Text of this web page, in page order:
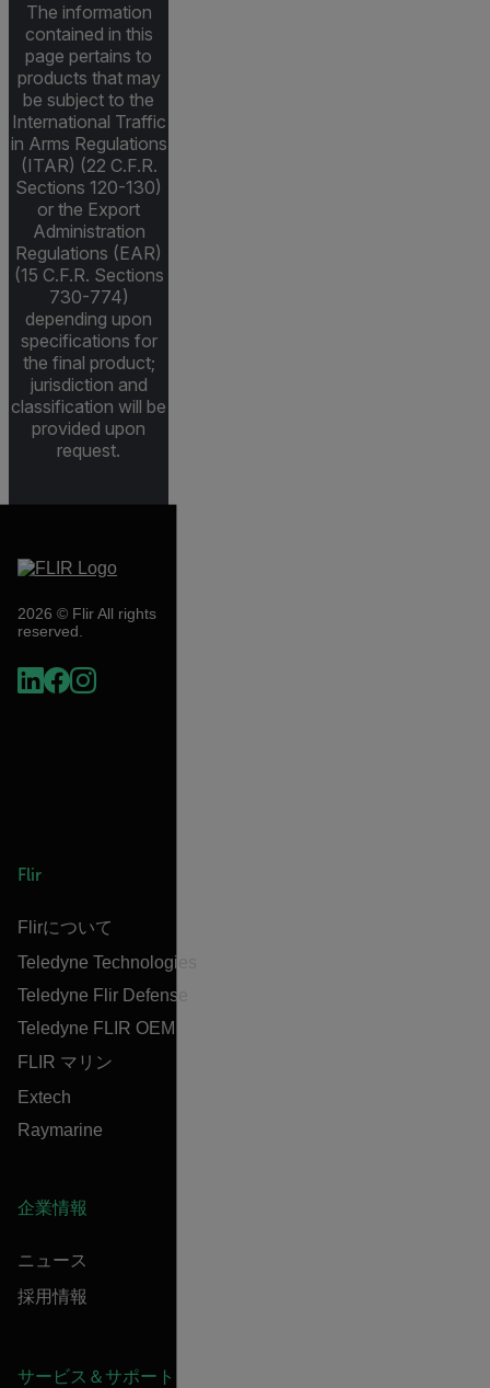
The information
contained in this
page pertains to
products that may
be subject to the
International Traffic
in Arms Regulations
(ITAR) (22 C.F.R.
Sections 120-130)
or the Export
Administration
Regulations (EAR)
(15 C.F.R. Sections
730-774)
depending upon
specifications for
the final product;
jurisdiction and
classification will be
provided upon
request.
2026 © Flir All rights
reserved.
Flir
Flirについて
Teledyne Technologies
Teledyne Flir Defense
Teledyne FLIR OEM
FLIR マリン
Extech
Raymarine
企業情報
ニュース
採用情報
サービス＆サポート